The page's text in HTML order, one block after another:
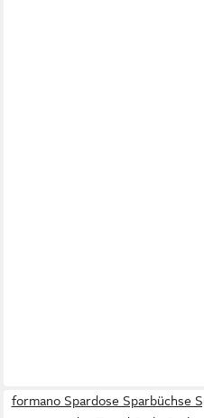
formano Spardose Sparbüchse